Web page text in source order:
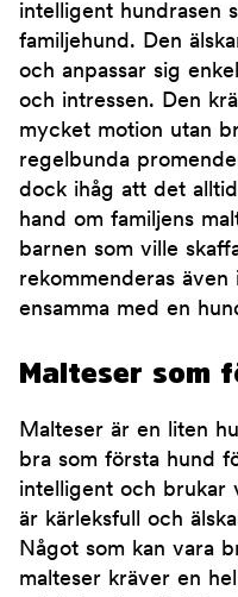
intelligent hundrasen
familjehund. Den
och anpassar sig
och intressen. Den
mycket motion utan
regelbunda
dock ihåg att det
hand om familjens
barnen som ville
rekommenderas
ensamma med en
Malteser som
Malteser är en liten
bra som första hund
intelligent och brukar
är kärleksfull och
Något som kan vara
malteser kräver en